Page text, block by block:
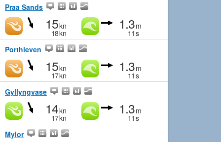
Praa Sands
15kn
18kn
1.3m
11 s
Porthleven
15kn
17kn
1.3m
11 s
Gyllyngvase
14kn
17kn
1.3m
11 s
Mylor